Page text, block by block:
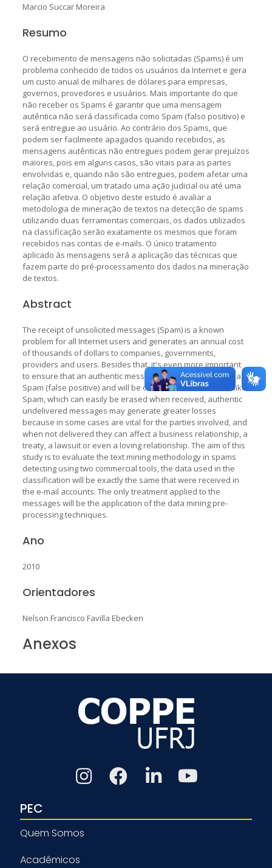
Marcio Succar Moreira
Resumo
O recebimento de mensagens não solicitadas (Spams) é um
problema conhecido de todos os usuários da Internet e gera
um custo anual de milhares de dólares para empresas,
governos, provedores e usuários. Mais importante do que
não receber os Spams é garantir que uma mensagem
autêntica não será classificada como Spam (falso positivo) e
será entregue ao usuário. Ao contrário dos Spams, que
podem ser facilmente apagados quando recebidos, as
mensagens autênticas não entregues podem gerar prejuízos
maiores, pois em alguns casos, são vitais para as partes
envolvidas e, quando não são entregues, podem afetar uma
relação comercial, um tratado uma ação judicial ou até uma
relação afetiva. O objetivo deste estudo é avaliar a
metodologia de mineração de textos na detecção de spams
utilizando duas ferramentas comerciais, os dados utilizados
na classificação serão exatamente os mesmos que foram
recebidos nas contas de e-mails. O único tratamento
aplicado às mensagens será a aplicação das técnicas que
fazem parte do pré-processamento dos dados na mineração
de textos.
Abstract
The receipt of unsolicited messages (Spam) is a known
problem for all Internet users and generates an annual cost
of thousands of dollars to companies, governments,
providers and users. Besides that, it's even more important
to ensure that an authentic message will not be classified as
Spam (false positive) and will be delivered to the user. Unlike
Spam, which can easily be erased when received, authentic
undelivered messages may generate greater losses
because in some cases are vital for the parties involved, and
when not delivered they can affect a business relationship, a
treaty, a lawsuit or even a loving relationship. The aim of this
study is to evaluate the text mining methodology in spams
detecting using two commercial tools, the data used in the
classification will be exactly the same that were received in
the e-mail accounts. The only treatment applied to the
messages will be the application of the data mining pre-
processing techniques.
Ano
2010
Orientadores
Nelson Francisco Favilla Ebecken
Anexos
PEC
Quem Somos
Acadêmicos